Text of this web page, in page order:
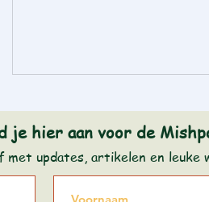
je hier aan voor de
met updates, artikelen en leuke